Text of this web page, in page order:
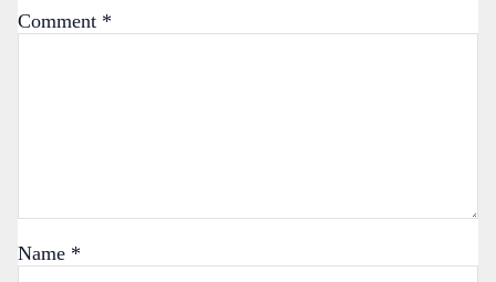
Comment *
Name *